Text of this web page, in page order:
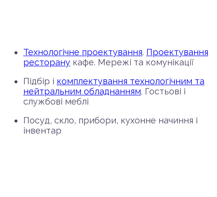
Технологічне проектування. Проектування
ресторану кафе. Мережі та комунікації
Підбір і комплектування технологічним та
нейтральним обладнанням. Гостьові і
службові меблі
Посуд, скло, прибори, кухонне начиння і
інвентар